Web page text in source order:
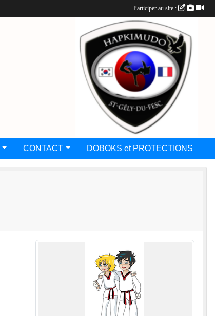
CONTACT DOBOKS et PROTECTIONS
Participer au site :